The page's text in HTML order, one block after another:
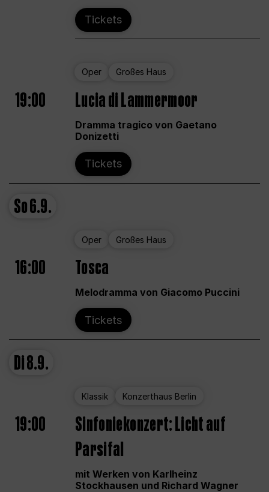
Tickets
Oper Großes Haus
19:00 Lucia di Lammermoor
Dramma tragico von Gaetano
Donizetti
Tickets
So6.9.
Oper Großes Haus
16:00 Tosca
Melodramma von Giacomo Puccini
Tickets
Di8.9.
Klassik Konzerthaus Berlin
19:00
Sinfoniekonzert: Licht auf
Parsifal
mit Werken von Karlheinz
Stockhausen und Richard Wagner